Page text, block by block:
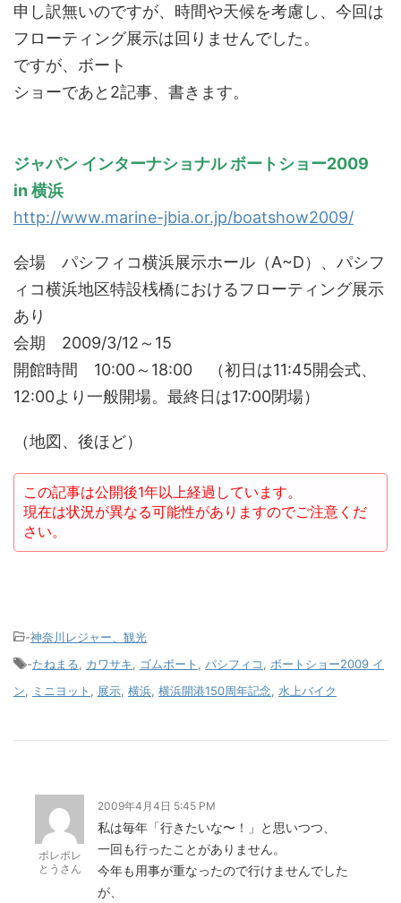
申し訳無いのですが、時間や天候を考慮し、今回は
フローティング展示は回りませんでした。
ですが、ボート
ショーであと2記事、書きます。
ジャパン インターナショナル ボートショー2009
in 横浜
http://www.marine-jbia.or.jp/boatshow2009/
会場 パシフィコ横浜展示ホール（A~D）、パシフ
ィコ横浜地区特設桟橋におけるフローティング展示
あり
会期 2009/3/12～15
開館時間 10:00～18:00 （初日は11:45開会式、
12:00より一般開場。最終日は17:00閉場）
（地図、後ほど）
この記事は公開後1年以上経過しています。
現在は状況が異なる可能性がありますのでご注意くだ
さい。
-神奈川レジャー、観光
-たねまる カワサキ ゴムボート パシフィコ
ボートショー2009 イ
ン
ミニヨット 展示 横浜 横浜開港150周年記念 水上バイク
ポレポレ
とうさん
2009年4月4日 5:45 PM
私は毎年「行きたいな〜！」と思いつつ、
一回も行ったことがありません。
今年も用事が重なったので行けませんでした
が、